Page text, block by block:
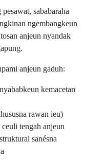
sababaraha
ngembangkeun
anjeun nyandak
anjeun gaduh:
kemacetan
rawan ieu)
tengah anjeun
sanésna